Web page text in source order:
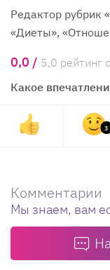
Редактор рубрик
«Диеты»,
0,0 / 5,0 рейтинг
Какое
3
Комментарии
Мы знаем, вам